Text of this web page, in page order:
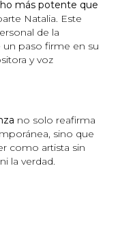
más potente que
Natalia. Este
de la
paso firme en su
y voz
no solo reafirma
sino que
como artista sin
la verdad.